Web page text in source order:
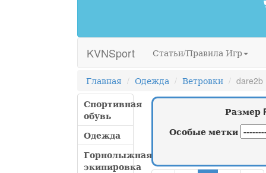
KVNSport Статьи/Правила Игр
Главная Одежда Ветровки
dare2b
Спортивная
обувь
Одежда
Горнолыжная
экипировка
Размер
Особые метки